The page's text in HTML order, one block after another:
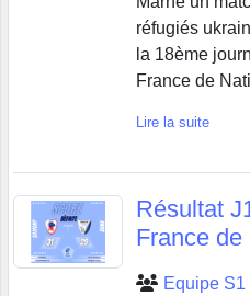
réfugiés
la 18ème
France de
Lire la suite
Résultat
France de
Equipe S1